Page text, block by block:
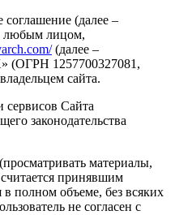
соглашение (далее –
любым лицом,
(далее –
(ОГРН 1257700327081,
сайта.
сервисов Сайта
законодательства
материалы,
считается принявшим
полном объеме, без всяких
не согласен с